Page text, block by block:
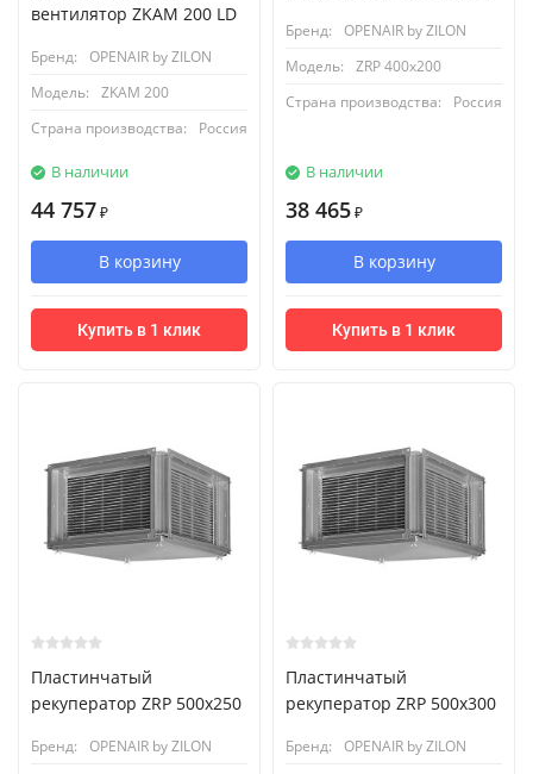
вентилятор ZKAM 200 LD
Бренд:
OPENAIR by ZILON
Модель:
ZKAM 200
Страна производства:
Россия
В наличии
44 757 ₽
В корзину
Купить в 1 клик
Бренд:
OPENAIR by ZILON
Модель:
ZRP 400x200
Страна производства:
Россия
В наличии
38 465 ₽
В корзину
Купить в 1 клик
Пластинчатый
рекуператор ZRP 500x250
Бренд:
OPENAIR by ZILON
Пластинчатый
рекуператор ZRP 500x300
Бренд:
OPENAIR by ZILON